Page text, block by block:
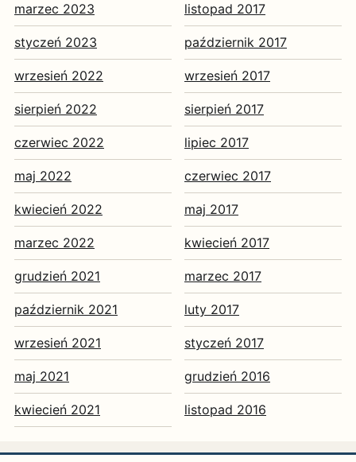
marzec 2023
styczeń 2023
wrzesień 2022
sierpień 2022
czerwiec 2022
maj 2022
kwiecień 2022
marzec 2022
grudzień 2021
październik 2021
wrzesień 2021
maj 2021
kwiecień 2021
listopad 2017
październik 2017
wrzesień 2017
sierpień 2017
lipiec 2017
czerwiec 2017
maj 2017
kwiecień 2017
marzec 2017
luty 2017
styczeń 2017
grudzień 2016
listopad 2016